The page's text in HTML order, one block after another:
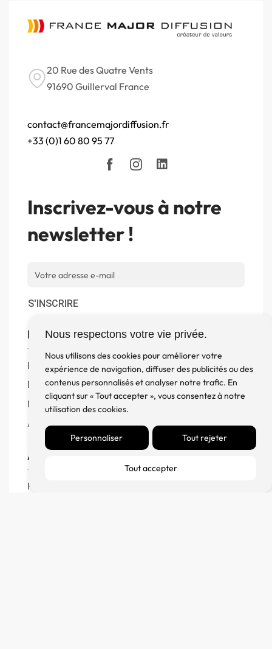
Nous respectons votre vie privée.
Nous utilisons des cookies pour améliorer votre
expérience de navigation, diffuser des publicités ou des
contenus personnalisés et analyser notre trafic. En
cliquant sur « Tout accepter », vous consentez à notre
utilisation des cookies.
Personnaliser Tout rejeter
Tout accepter
20 Rue des Quatre Vents
91690 Guillerval France
contact@francemajordiffusion.fr
+33 (0)1 60 80 95 77
Inscrivez-vous à notre
newsletter !
S'INSCRIRE
Boutique
Produits
Enceintes
Meuble, Rack et Support
Accessoires
Aide
FAQ